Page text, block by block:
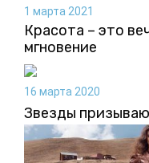
1 марта 2021
Красота – это
мгновение
16 марта 2020
Звезды